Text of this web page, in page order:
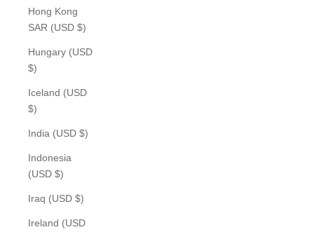
Hong Kong
SAR (USD $)
Hungary (USD
$)
Iceland (USD
$)
India (USD $)
Indonesia
(USD $)
Iraq (USD $)
Ireland (USD